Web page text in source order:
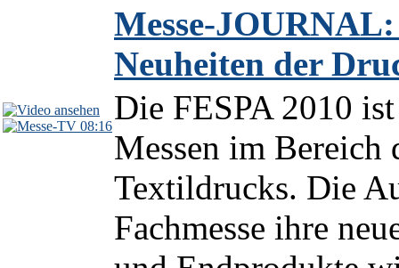
08:16
Messe-
Neuheiten der
Die FESPA 2010
Messen im
Textildrucks. Die
Fachmesse ihre